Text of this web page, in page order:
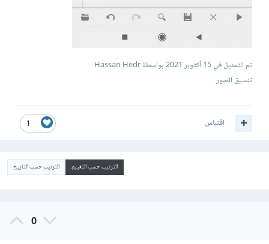
تم التعديل في15 أكتوبر 2021
بواسطة Hassan Hedr
تنسيق الصور
1 اقتباس
الترتيب حسب التقييم الترتيب حسب التاريخ
0